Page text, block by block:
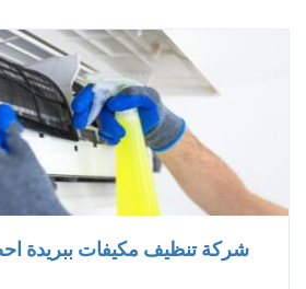
شركة تنظيف مكيفات ببريدة